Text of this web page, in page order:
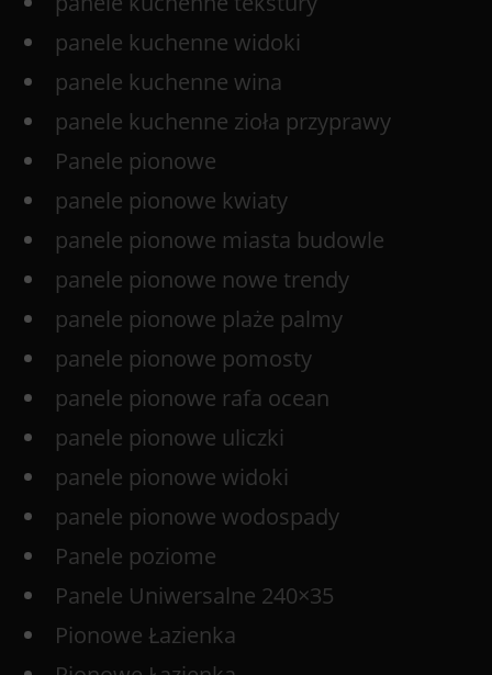
panele kuchenne widoki
panele kuchenne wina
panele kuchenne zioła przyprawy
Panele pionowe
panele pionowe kwiaty
panele pionowe miasta budowle
panele pionowe nowe trendy
panele pionowe plaże palmy
panele pionowe pomosty
panele pionowe rafa ocean
panele pionowe uliczki
panele pionowe widoki
panele pionowe wodospady
Panele poziome
Panele Uniwersalne 240×35
Pionowe Łazienka